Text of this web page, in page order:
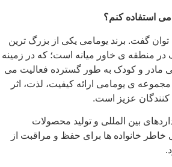
استفاده کنم؟
گفت. برند یومامی یکی از بزرگ ترین
در منطقه ی خاور میانه است؛ که در زمینه
مادر و کودک به طور گسترده فعالیت می
ی یومامی ارائه کیفیت، لذت، اثر
عزیز است.
بین المللی و تولید محصولات
خانواده ها برای حفظ و مراقبت از